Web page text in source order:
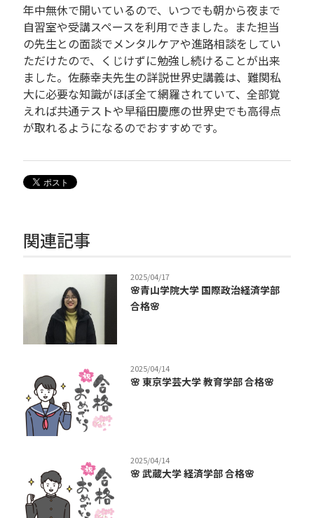
年中無休で開いているので、いつでも朝から夜まで
自習室や受講スペースを利用できました。また担当
の先生との面談でメンタルケアや進路相談をしてい
ただけたので、くじけずに勉強し続けることが出来
ました。佐藤幸夫先生の詳説世界史講義は、難関私
大に必要な知識がほぼ全て網羅されていて、全部覚
えれば共通テストや早稲田慶應の世界史でも高得点
が取れるようになるのでおすすめです。
関連記事
2025/04/17
🌸青山学院大学 国際政治経済学部
合格🌸
2025/04/14
🌸 東京学芸大学 教育学部 合格🌸
2025/04/14
🌸 武蔵大学 経済学部 合格🌸